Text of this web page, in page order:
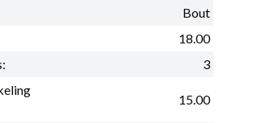
Bout
18.00
3
15.00